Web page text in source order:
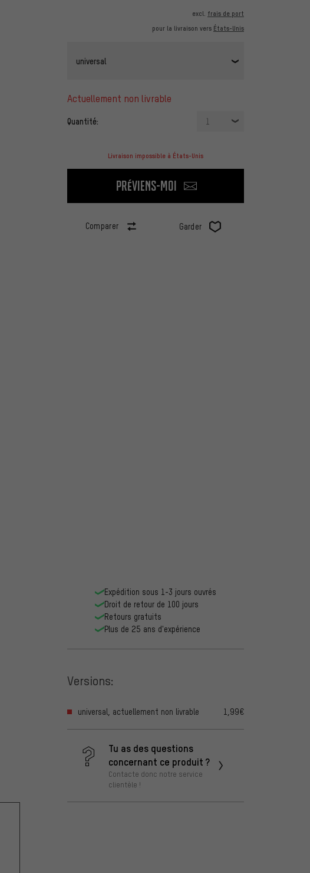
excl. frais de port
pour la livraison vers États-Unis
universal
actuellement non livrable
Quantité: 1
Livraison impossible à États-Unis
Préviens-moi
Comparer Garder
Expédition sous 1-3 jours ouvrés
Droit de retour de 100 jours
Retours gratuits
Plus de 25 ans d'expérience
Versions:
universal, actuellement non livrable 1,99€
Tu as des questions
concernant ce produit ?
Contacte donc notre service
clientèle !